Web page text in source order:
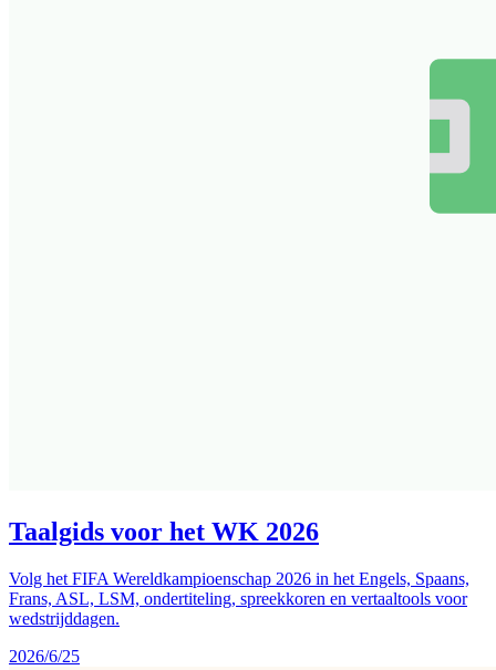
Taalgids voor het WK 2026
Volg het FIFA Wereldkampioenschap 2026 in het Engels, Spaans,
Frans, ASL, LSM, ondertiteling, spreekkoren en vertaaltools voor
wedstrijddagen.
2026/6/25